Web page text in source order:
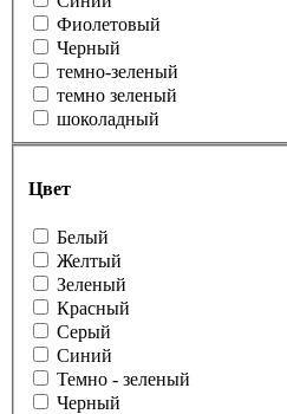
Фиолетовый
Черный
темно-зеленый
темно зеленый
шоколадный
Цвет
Белый
Желтый
Зеленый
Красный
Серый
Синий
Темно - зеленый
Черный